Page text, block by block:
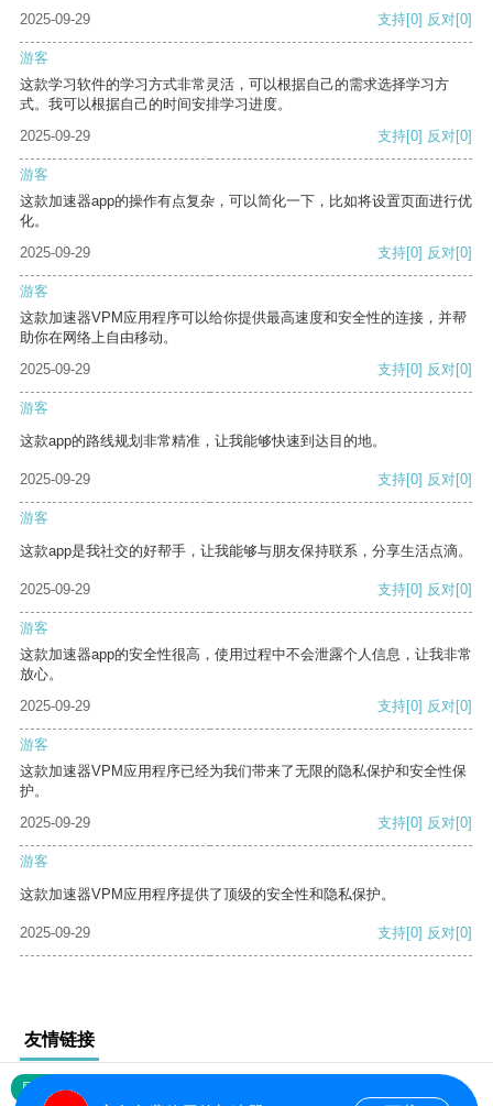
2025-09-29 支持[0] 反对[0]
游客
这款学习软件的学习方式非常灵活，可以根据自己的需求选择学习方
式。我可以根据自己的时间安排学习进度。
2025-09-29
支持[0] 反对[0]
游客
这款加速器app的操作有点复杂，可以简化一下，比如将设置页面进行优
化。
2025-09-29
支持[0] 反对[0]
游客
这款加速器VPM应用程序可以给你提供最高速度和安全性的连接，并帮
助你在网络上自由移动。
2025-09-29
支持[0] 反对[0]
游客
这款app的路线规划非常精准，让我能够快速到达目的地。
2025-09-29 支持[0] 反对[0]
游客
这款app是我社交的好帮手，让我能够与朋友保持联系，分享生活点滴。
2025-09-29 支持[0] 反对[0]
游客
这款加速器app的安全性很高，使用过程中不会泄露个人信息，让我非常
放心。
2025-09-29
支持[0] 反对[0]
游客
这款加速器VPM应用程序已经为我们带来了无限的隐私保护和安全性保
护。
2025-09-29
支持[0] 反对[0]
游客
这款加速器VPM应用程序提供了顶级的安全性和隐私保护。
2025-09-29 支持[0] 反对[0]
友情链接
网站地图